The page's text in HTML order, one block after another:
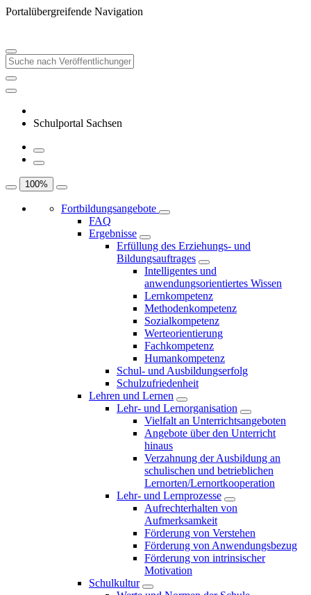
Portalübergreifende Navigation
Schulportal Sachsen
100%
Fortbildungsangebote
FAQ
Ergebnisse
Erfüllung des Erziehungs- und
Bildungsauftrages
Intelligentes und
anwendungsorientiertes Wissen
Lernkompetenz
Methodenkompetenz
Sozialkompetenz
Werteorientierung
Fachkompetenz
Humankompetenz
Schul- und Ausbildungserfolg
Schulzufriedenheit
Lehren und Lernen
Lehr- und Lernorganisation
Vielfalt an Unterrichtsangeboten
Angebote über den Unterricht
hinaus
Verzahnung der Ausbildung an
schulischen und betrieblichen
Lernorten/Lernortkooperation
Lehr- und Lernprozesse
Aufrechterhalten von
Aufmerksamkeit
Förderung von Verstehen
Förderung von Anwendungsbezug
Förderung von intrinsischer
Motivation
Schulkultur